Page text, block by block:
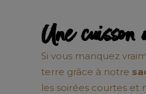
Une
Si vous manquez
terre grâce à notre
les soirées courtes et